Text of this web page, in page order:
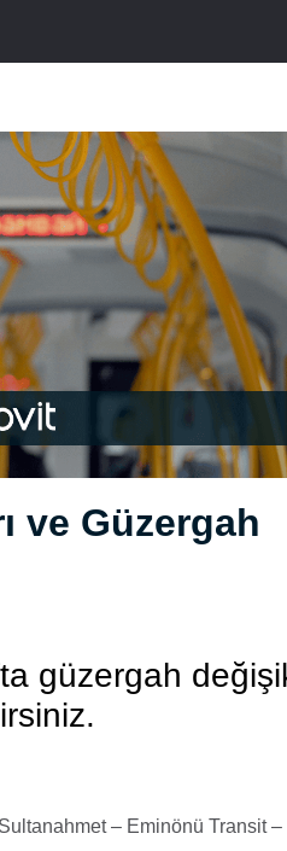
ve Güzergah
güzergah
Sultanahmet – Eminönü Transit